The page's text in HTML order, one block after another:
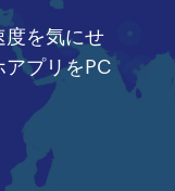
を気にせ
プリをPC